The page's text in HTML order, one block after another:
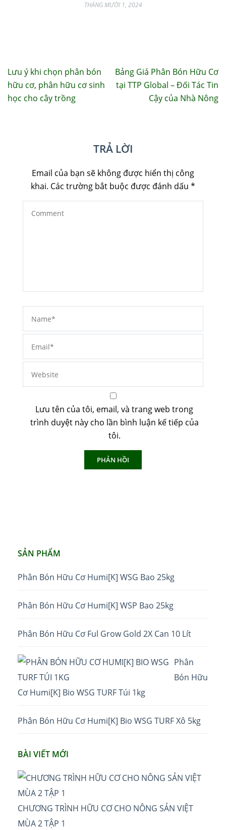
THÁNG MƯỜI 1, 2024
Điều
hướng
bài
Lưu ý khi chọn phân bón
hữu cơ, phân hữu cơ sinh
học cho cây trồng
Bảng Giá Phân Bón Hữu Cơ
tại TTP Global – Đối Tác Tin
Cậy của Nhà Nông
TRẢ LỜI
Email của bạn sẽ không được hiển thị công
khai. Các trường bắt buộc được đánh dấu *
Lưu tên của tôi, email, và trang web trong
trình duyệt này cho lần bình luận kế tiếp của
tôi.
SẢN PHẨM
Phân Bón Hữu Cơ Humi[K] WSG Bao 25kg
Phân Bón Hữu Cơ Humi[K] WSP Bao 25kg
Phân Bón Hữu Cơ Ful Grow Gold 2X Can 10 Lít
Phân
Bón Hữu
Cơ Humi[K] Bio WSG TURF Túi 1kg
Phân Bón Hữu Cơ Humi[K] Bio WSG TURF Xô 5kg
BÀI VIẾT MỚI
CHƯƠNG TRÌNH HỮU CƠ CHO NÔNG SẢN VIỆT
MÙA 2 TẬP 1